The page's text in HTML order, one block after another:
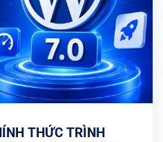
THỨC TRÌNH